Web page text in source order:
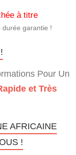
à titre
durée garantie !
Pour Un
et Très
AFRICAINE
!